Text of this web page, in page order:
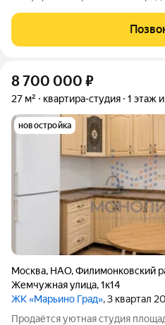
районе Москвы. Квартира
кирпично-монолитном доме 2022
8 700 000 ₽
27 м² квартира-студия 1 этаж
новостройка
Москва, НАО,Филимонковский
Жемчужная улица,1к14
ЖК «Марьино Град», 3 квартал
Продаётся уютная студия